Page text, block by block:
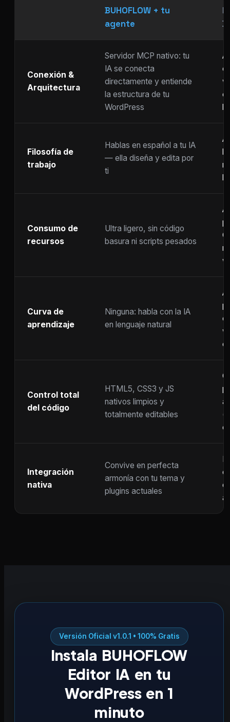
BUHOFLOW + tu
agente
Conexión &
Arquitectura
Servidor MCP nativo: tu
IA se conecta
directamente y entiende
la estructura de tu
WordPress
Filosofía de
trabajo
Hablas en español a tu IA
— ella diseña y edita por
ti
Consumo de
recursos
Ultra ligero, sin código
basura ni scripts pesados
Curva de
aprendizaje
Ninguna: habla con la IA
en lenguaje natural
Control total
del código
HTML5, CSS3 y JS
nativos limpios y
totalmente editables
Integración
nativa
Convive en perfecta
armonía con tu tema y
plugins actuales
Versión Oficial v1.0.1 • 100% Gratis
Instala BUHOFLOW
Editor IA en tu
WordPress en 1
minuto